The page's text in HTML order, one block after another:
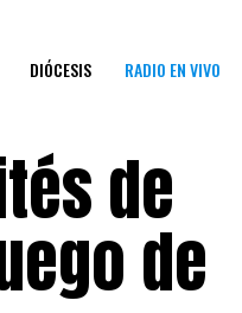
DIÓCESIS RADIO EN VIVO
de
de